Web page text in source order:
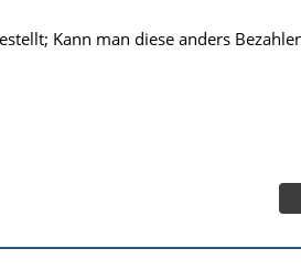
Kann man diese anders